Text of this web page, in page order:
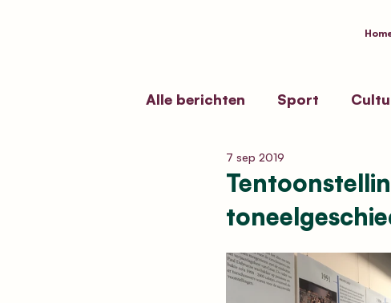
Alle berichten Sport
Erfgoedbeleid
Funerair Erfgoed
7 sep 2019